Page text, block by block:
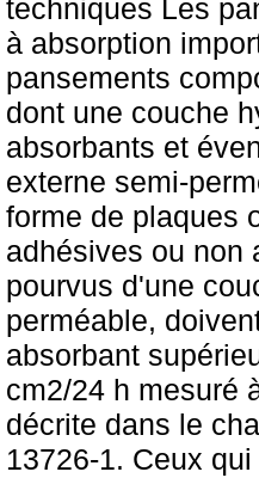
techniques Les
à absorption
pansements
dont une couche
absorbants et
externe semi-
forme de plaques
adhésives ou non
pourvus d'une
perméable,
absorbant
cm2/24 h mesuré
décrite dans le
13726-1. Ceux